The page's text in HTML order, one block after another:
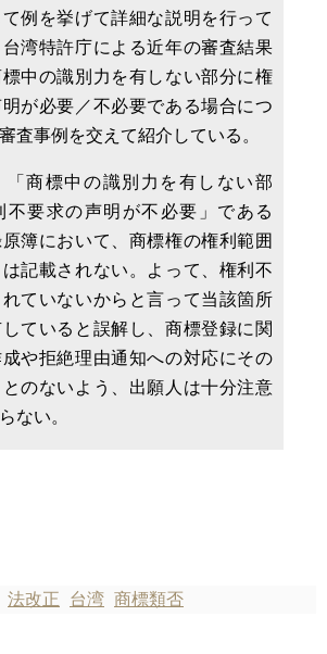
例を挙げて詳細な説明を行って
湾特許庁による近年の審査結果
中の識別力を有しない部分に権
が必要／不必要である場合につ
査事例を交えて紹介している。
「商標中の識別力を有しない部
不要求の声明が不必要」である
簿において、商標権の権利範囲
記載されない。よって、権利不
ていないからと言って当該箇所
ていると誤解し、商標登録に関
や拒絶理由通知への対応にその
のないよう、出願人は十分注意
ない。
法改正 台湾 商標類否